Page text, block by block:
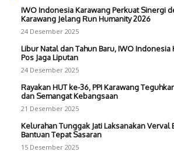
IWO Indonesia Karawang Perkuat Sinergi
Karawang Jelang Run Humanity 2026
24 Desember 2025
Libur Natal dan Tahun Baru, IWO Indonesia
Pos Jaga Liputan
24 Desember 2025
Rayakan HUT ke-36, PPI Karawang
dan Semangat Kebangsaan
21 Desember 2025
Kelurahan Tunggak Jati Laksanakan Verval
Bantuan Tepat Sasaran
15 Desember 2025